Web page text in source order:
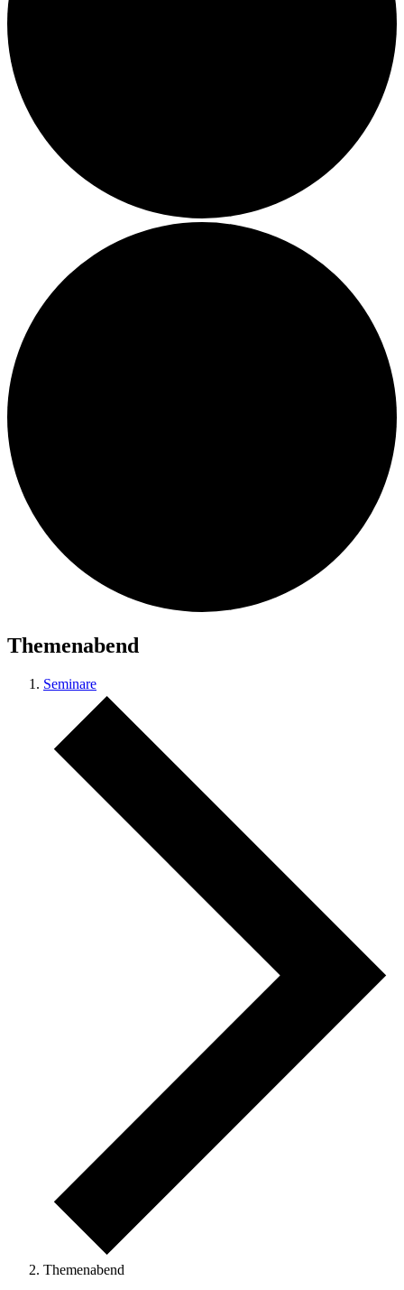
Themenabend
Seminare
Themenabend